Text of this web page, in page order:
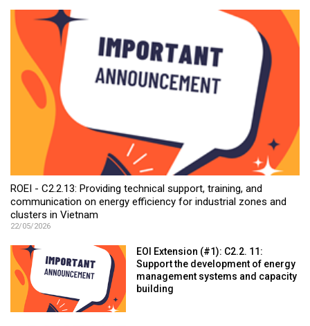
ROEI - C2.2.13: Providing technical support, training, and
communication on energy efficiency for industrial zones and
clusters in Vietnam
22/05/2026
EOI Extension (#1): C2.2. 11:
Support the development of energy
management systems and capacity
building